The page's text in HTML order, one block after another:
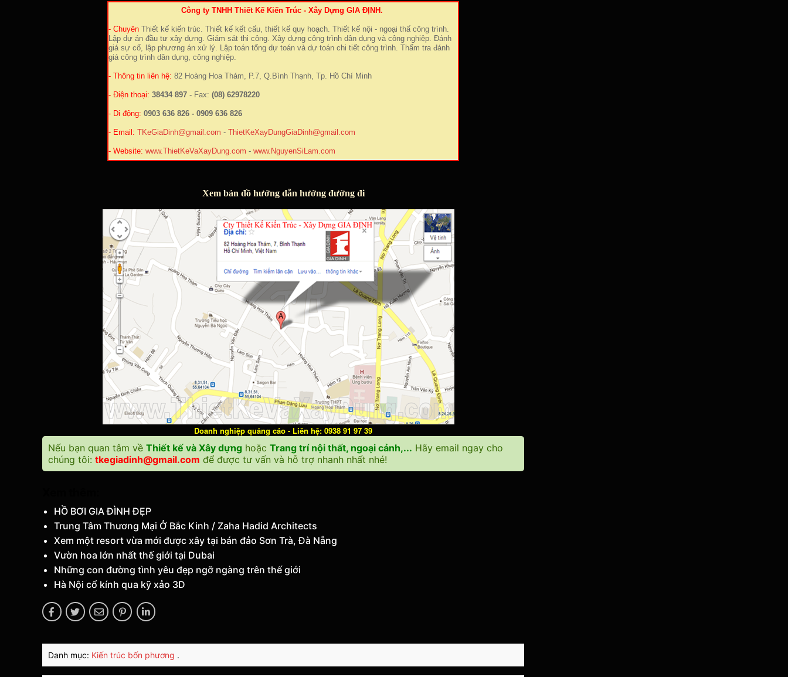
Công ty TNHH Thiết Kế Kiến Trúc - Xây Dựng GIA ĐỊNH.
- Chuyên Thiết kế kiến trúc. Thiết kế kết cấu, thiết kế quy hoạch. Thiết kế nội - ngoại thấ công trình.
Lập dự án đầu tư xây dựng. Giám sát thi công. Xây dựng công trình dân dụng và công nghiệp. Đánh
giá sự cố, lập phương án xử lý. Lập toán tổng dự toán và dự toán chi tiết công trình. Thẩm tra đánh
giá công trình dân dụng, công nghiệp.
- Thông tin liên hệ: 82 Hoàng Hoa Thám, P.7, Q.Bình Thạnh, Tp. Hồ Chí Minh
- Điện thoại: 38434 897 - Fax: (08) 62978220
- Di động: 0903 636 826 - 0909 636 826
- Email: TKeGiaDinh@gmail.com - ThietKeXayDungGiaDinh@gmail.com
- Website: www.ThietKeVaXayDung.com - www.NguyenSiLam.com
Xem bản đồ hướng dẫn hướng đường đi
Doanh nghiệp quảng cáo - Liên hệ: 0938 91 97 39
Nếu bạn quan tâm về Thiết kế và Xây dựng hoặc Trang trí nội thất, ngoại cảnh,... Hãy email ngay cho
chúng tôi: tkegiadinh@gmail.com để được tư vấn và hỗ trợ nhanh nhất nhé!
HỒ BƠI GIA ĐÌNH ĐẸP
Trung Tâm Thương Mại Ở Bắc Kinh / Zaha Hadid Architects
Xem một resort vừa mới được xây tại bán đảo Sơn Trà, Đà Nẵng
Vườn hoa lớn nhất thế giới tại Dubai
Những con đường tình yêu đẹp ngỡ ngàng trên thế giới
Hà Nội cổ kính qua kỹ xảo 3D
Danh mục: Kiến trúc bốn phương .